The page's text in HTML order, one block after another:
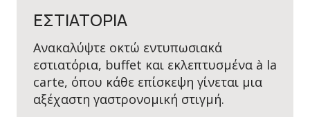
ΕΣΤΙΑΤΟΡΙΑ
Aνακαλύψτε οκτώ εντυπωσιακά
εστιατόρια, buffet και εκλεπτυσμένα à la
carte, όπου κάθε επίσκεψη γίνεται μια
αξέχαστη γαστρονομική στιγμή.